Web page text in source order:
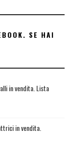
SE HAI
in vendita. Lista
in vendita.